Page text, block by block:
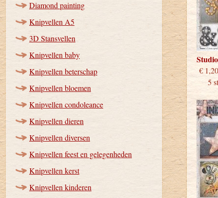
Diamond painting
Knipvellen A5
3D Stansvellen
Knipvellen baby
Knipvellen beterschap
Knipvellen bloemen
Knipvellen condoleance
Knipvellen dieren
Knipvellen diversen
Knipvellen feest en gelegenheden
Knipvellen kerst
Knipvellen kinderen
5